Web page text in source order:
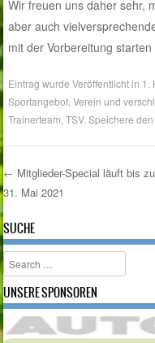
Wir freuen uns daher sehr,
aber auch
mit der Vorbereitung starten
Eintrag wurde Veröffentlicht in 1.
Sportangebot ,Verein und
Trainerteam ,TSV. Speichere
Post
← Mitglieder-Special läuft bis
31. Mai 2021
SUCHE
Search
UNSERE SPONSOREN